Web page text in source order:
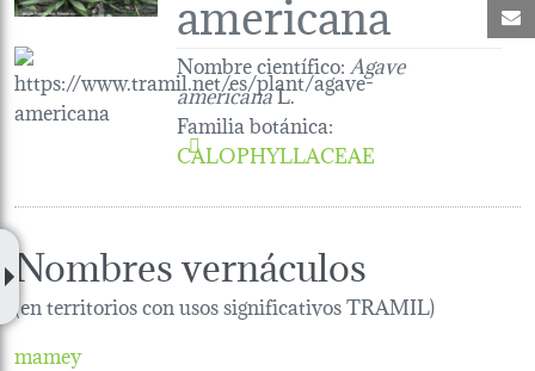
Nombre científico: Agave
americanaL.
Familia botánica:
CALOPHYLLACEAE
Nombres vernáculos
(en territorios con usos significativos TRAMIL)
mamey